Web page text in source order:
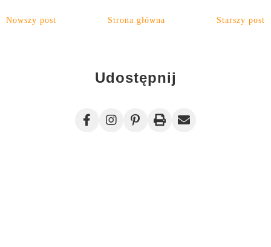
Nowszy post Starszy post
Strona główna
Udostępnij